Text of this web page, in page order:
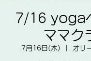
7/16 yoga
ママク
7月16日(木) オリ